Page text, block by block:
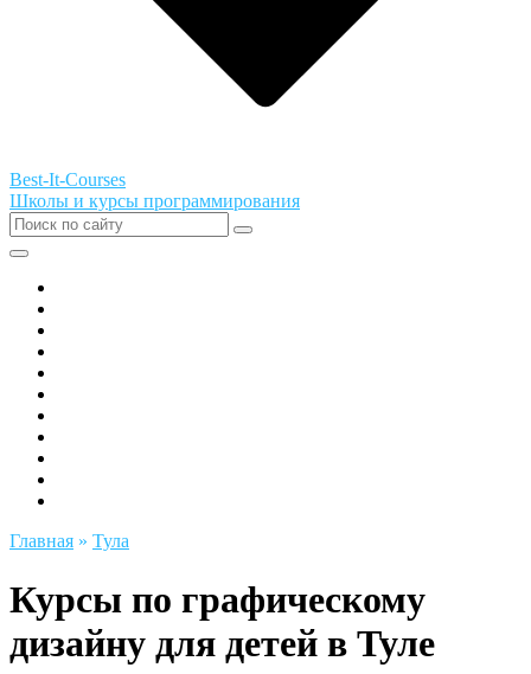
Best-It-Courses
Школы и курсы программирования
Главная » Тула
Курсы по графическому
дизайну для детей в Туле